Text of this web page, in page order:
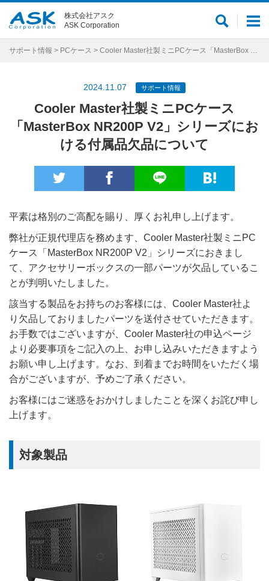
メ
ュ
サ
ト
株式会社アスク
ASK Corporation
サポート情報 > PCケース > Cooler Master社製ミニPCケース「MasterBox NR200P V2」シリーズにおける付属品欠品について
2024.11.07 サポート情報
Cooler Master社製ミニPCケース
「MasterBox NR200P V2」シリーズにお
ける付属品欠品について
平素は格別のご高配を賜り、厚くお礼申し上げます。
弊社が正規代理店を務めます、Cooler Master社製ミニPC
ケース「MasterBox NR200P V2」シリーズにおきまし
て、アクセサリーボックスの一部パーツが欠品しているこ
とが判明いたしました。
該当する製品をお持ちのお客様には、Cooler Master社よ
り欠品しておりましたパーツを送付させていただきます。
お手数ではございますが、Cooler Master社の申込ページ
より必要事項をご記入の上、お申し込みいただきますよう
お願い申し上げます。なお、到着までお時間をいただく場
合がございますが、予めご了承ください。
お客様にはご迷惑をおかけしましたことを深くお詫び申し
上げます。
対象製品